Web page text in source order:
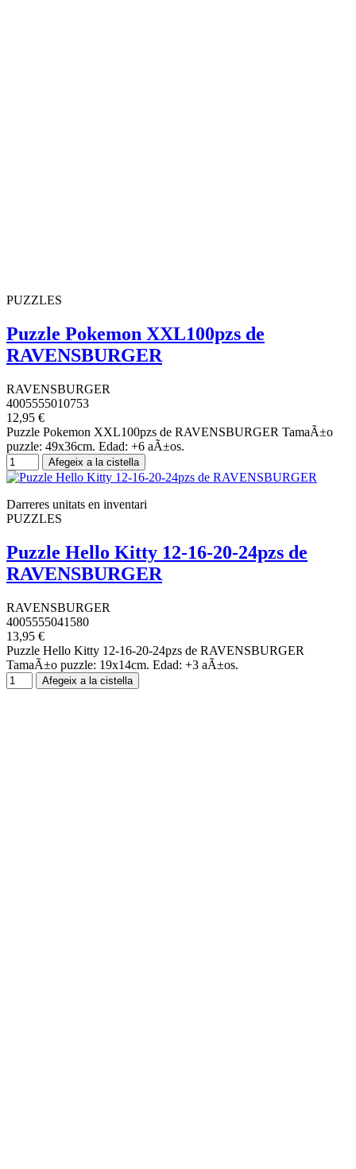
PUZZLES
Puzzle Pokemon XXL100pzs de
RAVENSBURGER
RAVENSBURGER
4005555010753
12,95 €
Puzzle Pokemon XXL100pzs de RAVENSBURGER TamaÃ±o
puzzle: 49x36cm. Edad: +6 aÃ±os.
Afegeix a la cistella
Darreres unitats en inventari
PUZZLES
Puzzle Hello Kitty 12-16-20-24pzs de
RAVENSBURGER
RAVENSBURGER
4005555041580
13,95 €
Puzzle Hello Kitty 12-16-20-24pzs de RAVENSBURGER
TamaÃ±o puzzle: 19x14cm. Edad: +3 aÃ±os.
Afegeix a la cistella